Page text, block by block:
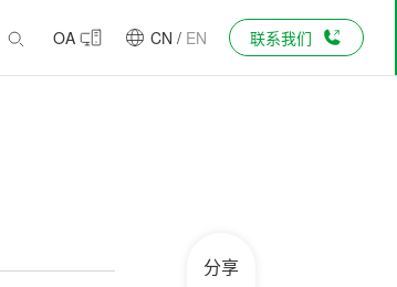
OA CN / EN 联系我们
分享